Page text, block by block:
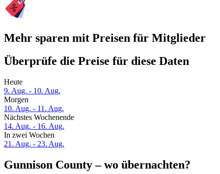
Mehr sparen mit Preisen für Mitglieder
Überprüfe die Preise für diese Daten
Heute
9. Aug. - 10. Aug.
Morgen
10. Aug. - 11. Aug.
Nächstes Wochenende
14. Aug. - 16. Aug.
In zwei Wochen
21. Aug. - 23. Aug.
Gunnison County – wo übernachten?